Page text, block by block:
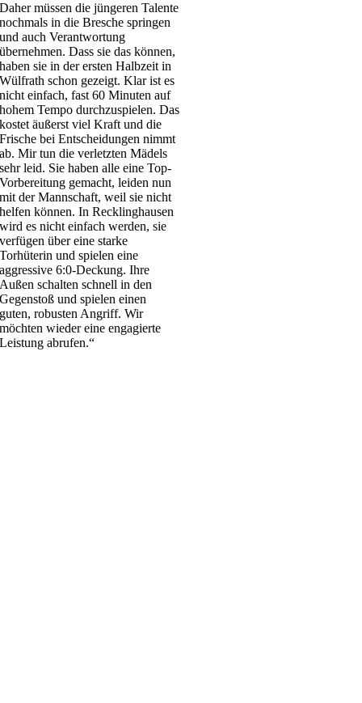
Daher müssen die jüngeren Talente
nochmals in die Bresche springen
und auch Verantwortung
übernehmen. Dass sie das können,
haben sie in der ersten Halbzeit in
Wülfrath schon gezeigt. Klar ist es
nicht einfach, fast 60 Minuten auf
hohem Tempo durchzuspielen. Das
kostet äußerst viel Kraft und die
Frische bei Entscheidungen nimmt
ab. Mir tun die verletzten Mädels
sehr leid. Sie haben alle eine Top-
Vorbereitung gemacht, leiden nun
mit der Mannschaft, weil sie nicht
helfen können. In Recklinghausen
wird es nicht einfach werden, sie
verfügen über eine starke
Torhüterin und spielen eine
aggressive 6:0-Deckung. Ihre
Außen schalten schnell in den
Gegenstoß und spielen einen
guten, robusten Angriff. Wir
möchten wieder eine engagierte
Leistung abrufen.“